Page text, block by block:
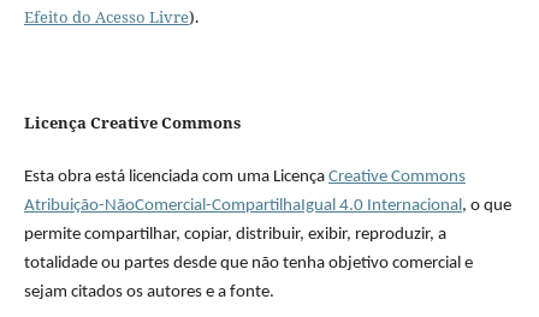
Efeito do Acesso Livre).
Licença Creative Commons
Esta obra está licenciada com uma Licença Creative Commons
Atribuição-NãoComercial-CompartilhaIgual 4.0 Internacional , o que
permite compartilhar, copiar, distribuir, exibir, reproduzir, a
totalidade ou partes desde que não tenha objetivo comercial e
sejam citados os autores e a fonte.